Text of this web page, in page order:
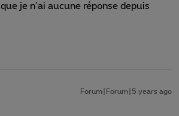
je n’ai aucune réponse depuis
Forum|Forum|5 years ago